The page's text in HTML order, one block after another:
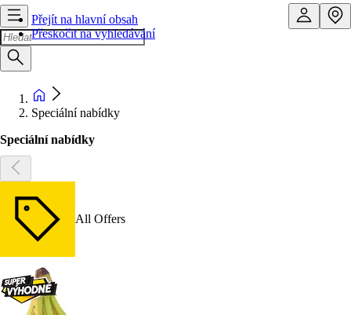
Přejít na hlavní obsah
Přeskočit na vyhledávání
Speciální nabídky
Speciální nabídky
All Offers